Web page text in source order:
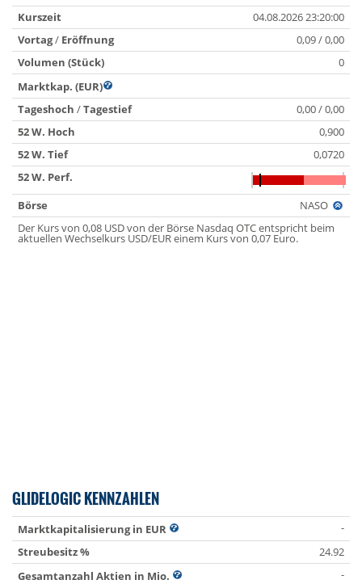
Kurszeit
04.08.2026 23:20:00
Vortag/ Eröffnung
0,09 / 0,00
Volumen (Stück)
0
Marktkap. (EUR)
Tageshoch /Tagestief
0,00 / 0,00
52 W. Hoch
0,900
52 W. Tief
0,0720
52 W. Perf.
Börse
NASO
Der Kurs von 0,08 USD von der Börse Nasdaq OTC entspricht beim
aktuellen Wechselkurs USD/EUR einem Kurs von 0,07 Euro.
GLIDELOGIC KENNZAHLEN
Marktkapitalisierung in EUR
-
Streubesitz %
24.92
Gesamtanzahl Aktien in Mio.
-